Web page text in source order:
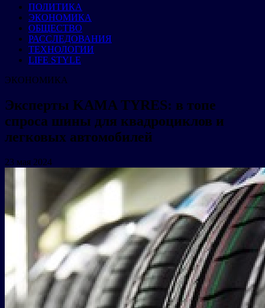
ПОЛИТИКА
ЭКОНОМИКА
ОБЩЕСТВО
РАССЛЕДОВАНИЯ
ТЕХНОЛОГИИ
LIFE STYLE
ЭКОНОМИКА
Эксперты KAMA TYRES: в топе
спроса шины для квадроциклов и
легковых автомобилей
23 мая 2024